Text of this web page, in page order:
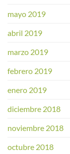
mayo 2019
abril 2019
marzo 2019
febrero 2019
enero 2019
diciembre 2018
noviembre 2018
octubre 2018